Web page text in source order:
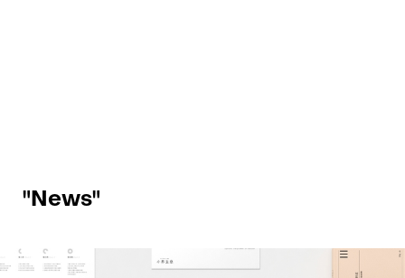
"News"